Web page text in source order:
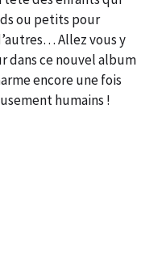
ou petits pour
Allez vous y
dans ce nouvel album
encore une fois
humains !